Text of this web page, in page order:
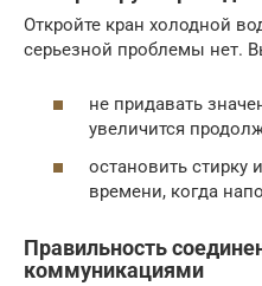
Откройте кран холодной
серьезной проблемы нет.
не придавать
увеличится
остановить стирку
времени, когда
Правильность
коммуникациями